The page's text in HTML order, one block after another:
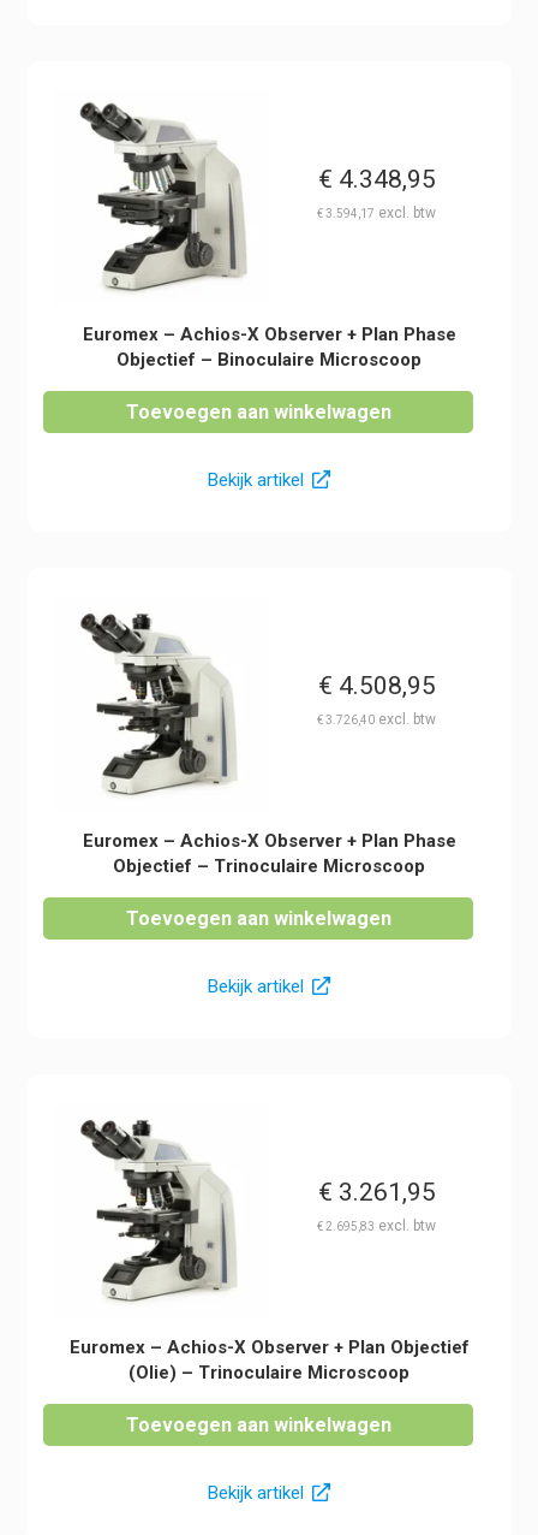
€ 4.348,95
€3.594,17
Euromex – Achios-X Observer + Plan Phase
Objectief – Binoculaire Microscoop
Toevoegen aan winkelwagen
Bekijk artikel
€ 4.508,95
€3.726,40
Euromex – Achios-X Observer + Plan Phase
Objectief – Trinoculaire Microscoop
Toevoegen aan winkelwagen
Bekijk artikel
€ 3.261,95
€2.695,83
Euromex – Achios-X Observer + Plan Objectief
(Olie) – Trinoculaire Microscoop
Toevoegen aan winkelwagen
Bekijk artikel